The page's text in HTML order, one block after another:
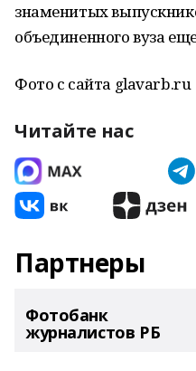
знаменитых
объединенного вуза
Фото с сайта glavarb.ru
Читайте нас
Партнеры
Фотобанк
журналистов РБ